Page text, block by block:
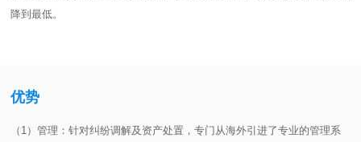
降到最低。
优势
（1）管理：针对纠纷调解及资产处置，专门从海外引进了专业的管理系